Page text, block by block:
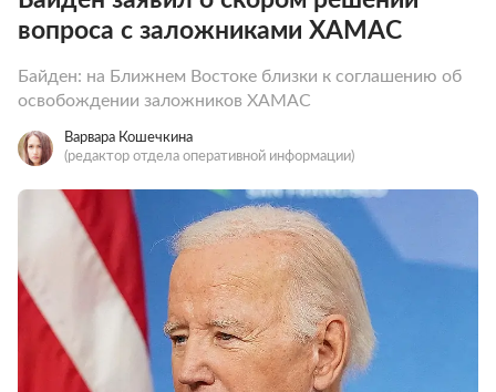
вопроса с заложниками ХАМАС
Байден: на Ближнем Востоке близки к соглашению об
освобождении заложников ХАМАС
Варвара Кошечкина
(редактор отдела оперативной информации)